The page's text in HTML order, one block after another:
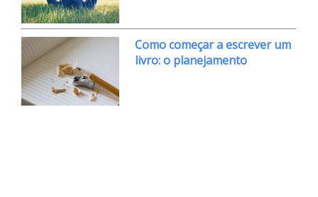
Como começar a escrever um
livro: o planejamento